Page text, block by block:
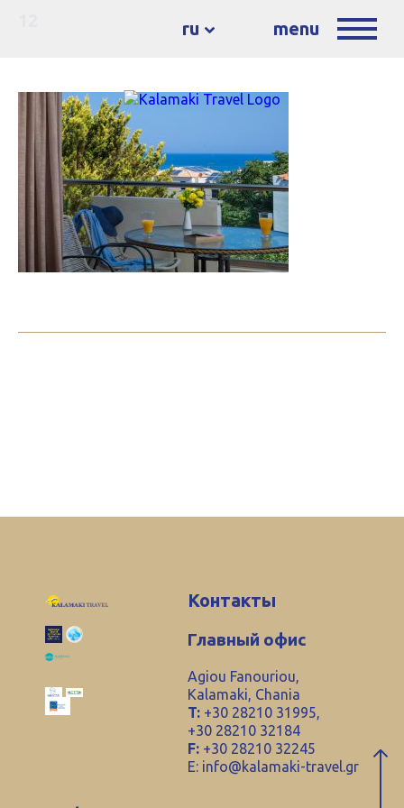
ru menu
Контакты
Главный офис
Agiou Fanouriou,
Kalamaki, Chania
T: +30 28210 31995,
+30 28210 32184
F: +30 28210 32245
E: info@kalamaki-travel.gr